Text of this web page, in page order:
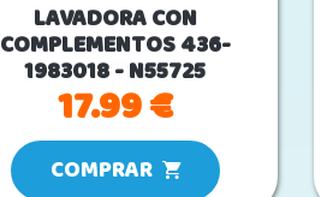
LAVADORA CON
COMPLEMENTOS 436-
1983018 - N55725
17.99 €
COMPRAR